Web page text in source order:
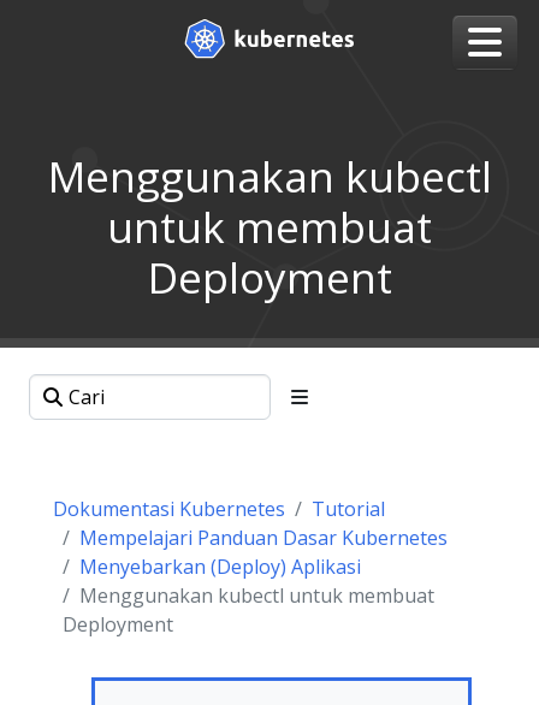
Menggunakan kubectl
untuk membuat
Deployment
Dokumentasi Kubernetes
Tutorial
Mempelajari Panduan Dasar Kubernetes
Menyebarkan (Deploy) Aplikasi
Menggunakan kubectl untuk membuat
Deployment